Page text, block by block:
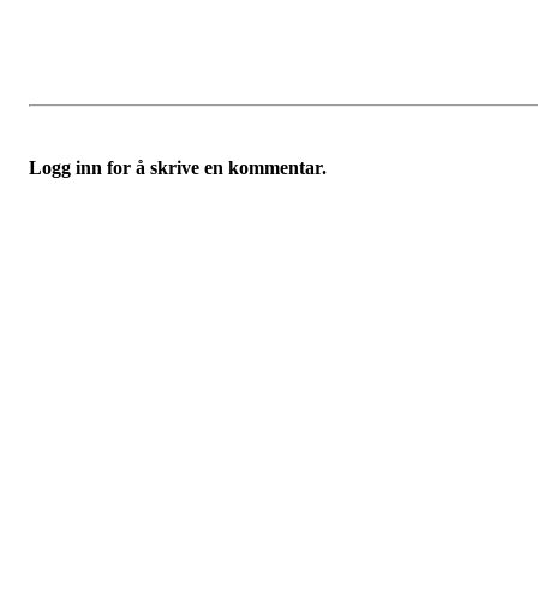
Logg inn for å skrive en kommentar.